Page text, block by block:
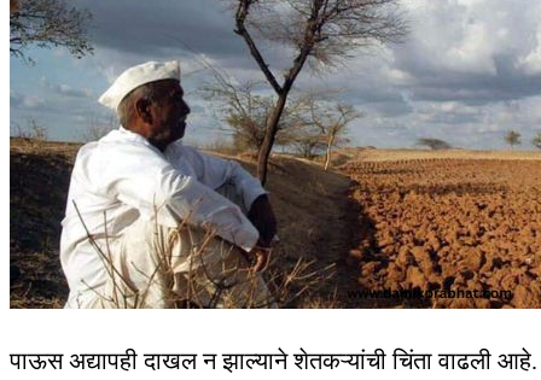
पाऊस अद्यापही दाखल न झाल्याने शेतकऱ्यांची चिंता वाढली